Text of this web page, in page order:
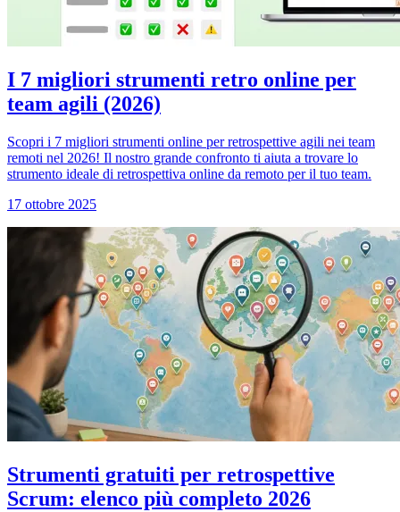
I 7 migliori strumenti retro online per
team agili (2026)
Scopri i 7 migliori strumenti online per retrospettive agili nei team
remoti nel 2026! Il nostro grande confronto ti aiuta a trovare lo
strumento ideale di retrospettiva online da remoto per il tuo team.
17 ottobre 2025
Strumenti gratuiti per retrospettive
Scrum: elenco più completo 2026